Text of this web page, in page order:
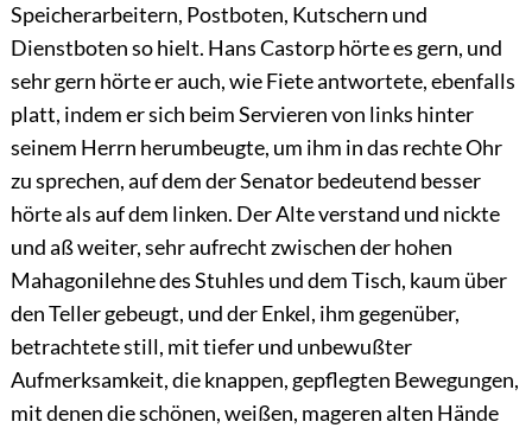
Speicherarbeitern, Postboten, Kutschern und
Dienstboten so hielt. Hans Castorp hörte es gern, und
sehr gern hörte er auch, wie Fiete antwortete, ebenfalls
platt, indem er sich beim Servieren von links hinter
seinem Herrn herumbeugte, um ihm in das rechte Ohr
zu sprechen, auf dem der Senator bedeutend besser
hörte als auf dem linken. Der Alte verstand und nickte
und aß weiter, sehr aufrecht zwischen der hohen
Mahagonilehne des Stuhles und dem Tisch, kaum über
den Teller gebeugt, und der Enkel, ihm gegenüber,
betrachtete still, mit tiefer und unbewußter
Aufmerksamkeit, die knappen, gepflegten Bewegungen,
mit denen die schönen, weißen, mageren alten Hände